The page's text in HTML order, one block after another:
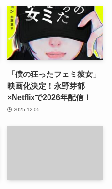
「僕の狂ったフェミ彼女」
映画化決定！永野芽郁
×Netflixで2026年配信！
2025-12-05